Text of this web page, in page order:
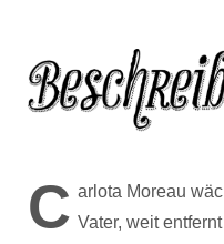
C arlota Moreau
Vater, weit